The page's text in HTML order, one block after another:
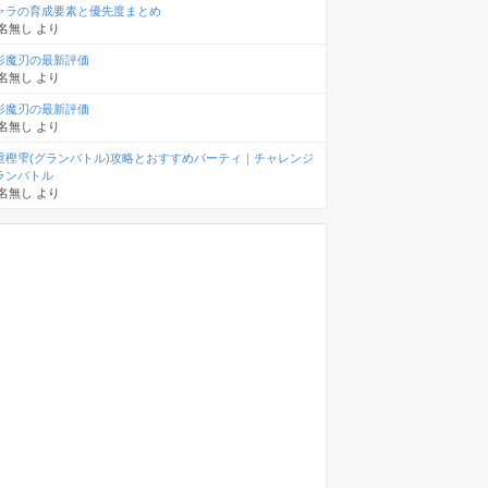
ラの育成要素と優先度まとめ
無し より
魔刃の最新評価
無し より
魔刃の最新評価
無し より
樫雫(グランバトル)攻略とおすすめパーティ｜チャレンジ
ンバトル
無し より